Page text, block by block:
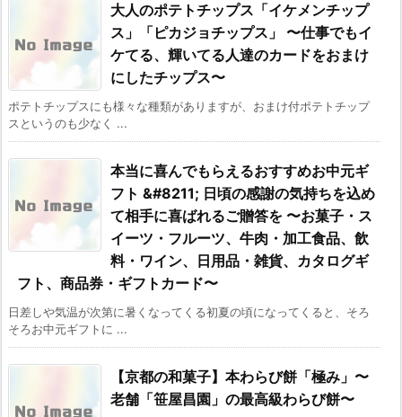
大人のポテトチップス「イケメンチップ
ス」「ピカジョチップス」 〜仕事でもイ
ケてる、輝いてる人達のカードをおまけ
にしたチップス〜
ポテトチップスにも様々な種類がありますが、おまけ付ポテトチップ
スというのも少なく ...
本当に喜んでもらえるおすすめお中元ギ
フト &#8211; 日頃の感謝の気持ちを込め
て相手に喜ばれるご贈答を 〜お菓子・ス
イーツ・フルーツ、牛肉・加工食品、飲
料・ワイン、日用品・雑貨、カタログギ
フト、商品券・ギフトカード〜
日差しや気温が次第に暑くなってくる初夏の頃になってくると、そろ
そろお中元ギフトに ...
【京都の和菓子】本わらび餅「極み」〜
老舗「笹屋昌園」の最高級わらび餅〜